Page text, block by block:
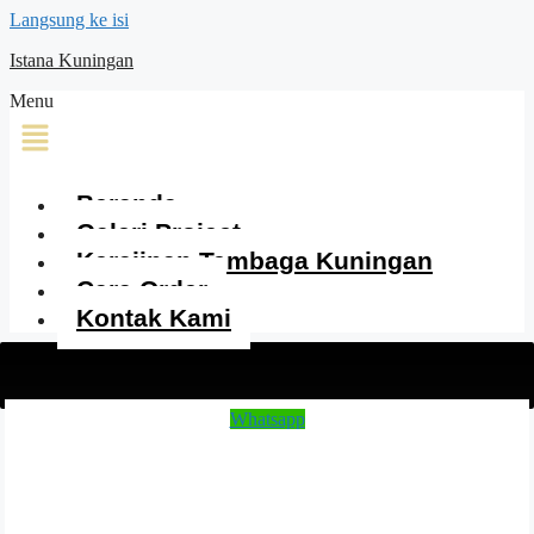
Langsung ke isi
Istana Kuningan
Menu
Beranda
Galeri Project
Kerajinan Tembaga Kuningan
Cara Order
Kontak Kami
Whatsapp